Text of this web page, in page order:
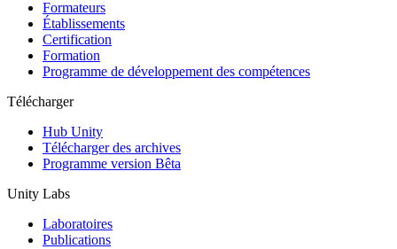
Jeux XR
Lancez des jeux XR sur plusieurs plateformes
Jeux multijoueur
Simplifiez le développement de jeux multijoueurs
Formateurs
Établissements
Certification
Formation
Programme de développement des compétences
Télécharger
Hub Unity
Télécharger des archives
Programme version Bêta
Unity Labs
Laboratoires
Publications